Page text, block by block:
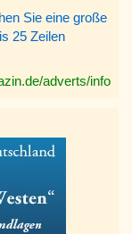
Sie eine große
25 Zeilen
adverts/info